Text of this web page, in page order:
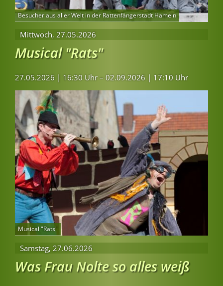
Besucher aus aller Welt in der Rattenfängerstadt Hameln
Mittwoch, 27.05.2026
Musical "Rats"
27.05.2026 | 16:30 Uhr – 02.09.2026 | 17:10 Uhr
Musical "Rats"
Samstag, 27.06.2026
Was Frau Nolte so alles weiß